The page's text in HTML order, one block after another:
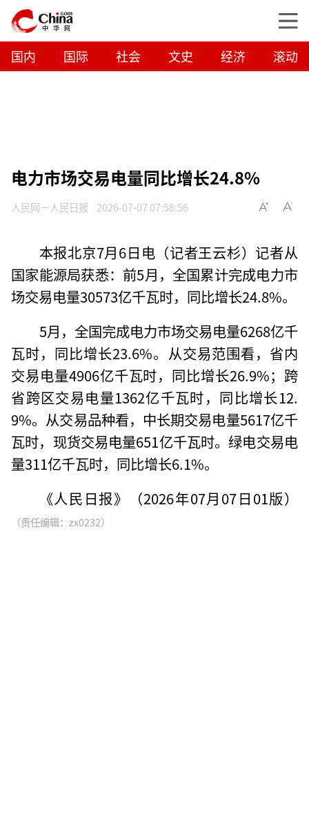
国内 国际 社会 文史 经济 滚动
电力市场交易电量同比增长24.8%
人民网－人民日报 2026-07-07 07:58:56
本报北京7月6日电（记者王云杉）记者从
国家能源局获悉：前5月，全国累计完成电力市
场交易电量30573亿千瓦时，同比增长24.8%。
5月，全国完成电力市场交易电量6268亿千
瓦时，同比增长23.6%。从交易范围看，省内
交易电量4906亿千瓦时，同比增长26.9%；跨
省跨区交易电量1362亿千瓦时，同比增长12.
9%。从交易品种看，中长期交易电量5617亿千
瓦时，现货交易电量651亿千瓦时。绿电交易电
量311亿千瓦时，同比增长6.1%。
《人民日报》（2026年07月07日01版）
（责任编辑：zx0232）